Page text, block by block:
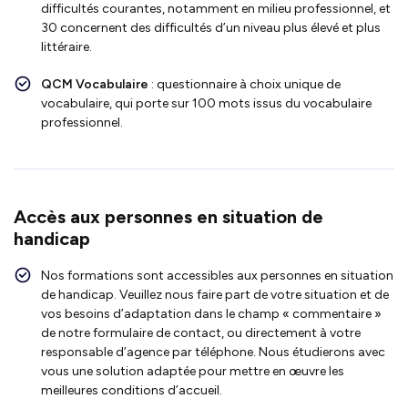
difficultés courantes, notamment en milieu professionnel, et
30 concernent des difficultés d’un niveau plus élevé et plus
littéraire.
QCM Vocabulaire : questionnaire à choix unique de
vocabulaire, qui porte sur 100 mots issus du vocabulaire
professionnel.
Accès aux personnes en situation de
handicap
Nos formations sont accessibles aux personnes en situation
de handicap. Veuillez nous faire part de votre situation et de
vos besoins d’adaptation dans le champ « commentaire »
de notre formulaire de contact, ou directement à votre
responsable d’agence par téléphone. Nous étudierons avec
vous une solution adaptée pour mettre en œuvre les
meilleures conditions d’accueil.